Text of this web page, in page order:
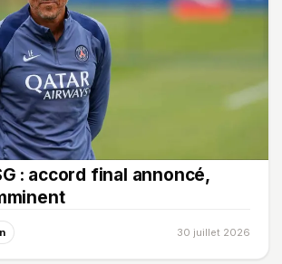
: accord final annoncé,
30 juillet 2026